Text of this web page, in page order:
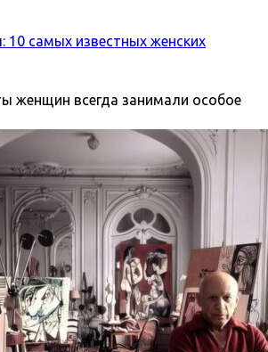
самых известных женских
женщин всегда занимали особое